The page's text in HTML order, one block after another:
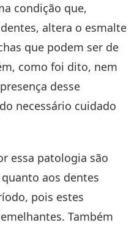
condição que,
altera o esmalte
que podem ser de
como foi dito, nem
desse
necessário cuidado
essa patologia são
aos dentes
pois estes
Também